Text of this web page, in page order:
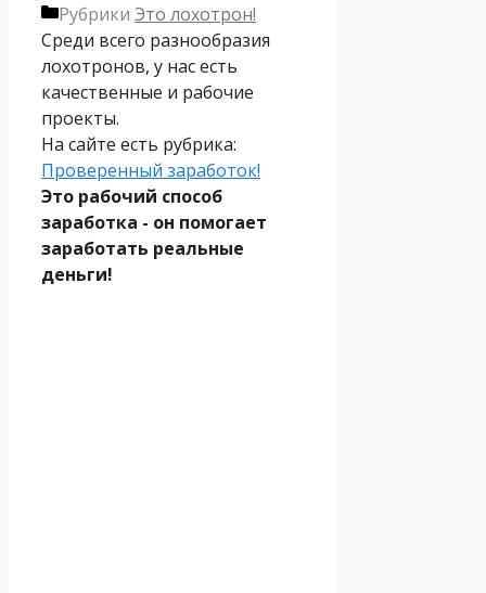
Рубрики Это лохотрон!
Среди всего разнообразия
лохотронов, у нас есть
качественные и рабочие
проекты.
На сайте есть рубрика:
Проверенный заработок!
Это рабочий способ
заработка - он помогает
заработать реальные
деньги!